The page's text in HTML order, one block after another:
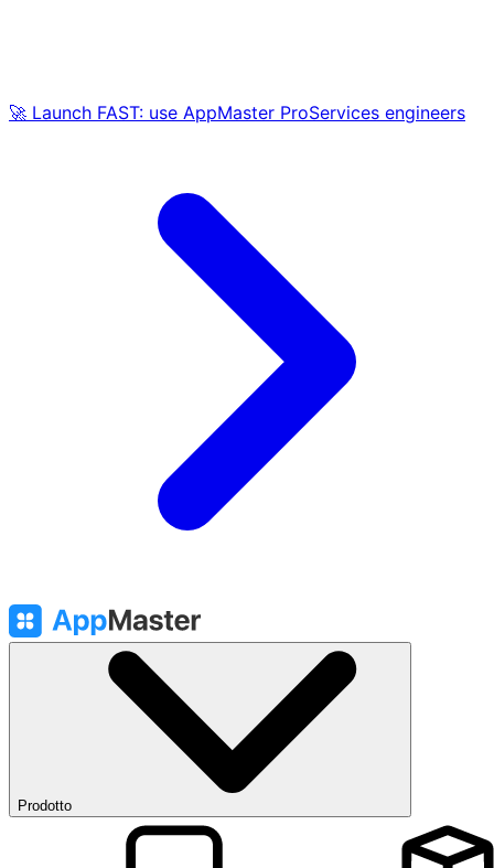
🚀 Launch FAST: use AppMaster ProServices engineers
Prodotto